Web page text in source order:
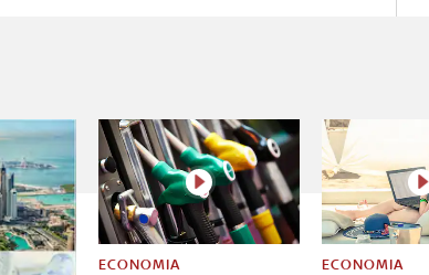
ECONOMIA ECONOMIA